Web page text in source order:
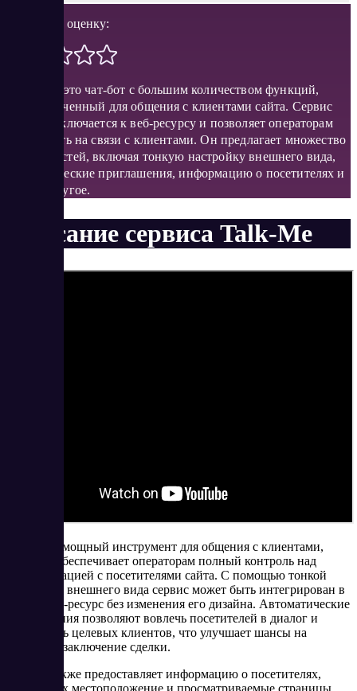
Поставить оценку:
Talk-Me – это чат-бот с большим количеством функций,
предназначенный для общения с клиентами сайта. Сервис
легко подключается к веб-ресурсу и позволяет операторам
всегда быть на связи с клиентами. Он предлагает множество
возможностей, включая тонкую настройку внешнего вида,
автоматические приглашения, информацию о посетителях и
многое другое.
Описание сервиса Talk-Me
Talk-Me – мощный инструмент для общения с клиентами,
который обеспечивает операторам полный контроль над
коммуникацией с посетителями сайта. С помощью тонкой
настройки внешнего вида сервис может быть интегрирован в
любой веб-ресурс без изменения его дизайна. Автоматические
приглашения позволяют вовлечь посетителей в диалог и
определить целевых клиентов, что улучшает шансы на
успешное заключение сделки.
Сервис также предоставляет информацию о посетителях,
включая их местоположение и просматриваемые страницы